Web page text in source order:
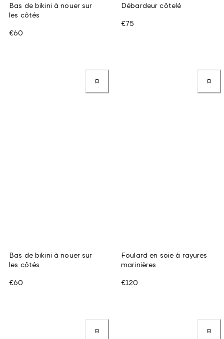
Bas de bikini à nouer sur
les côtés
€60
Débardeur côtelé
€75
Bas de bikini à nouer sur
les côtés
€60
Foulard en soie à rayures
marinières
€120